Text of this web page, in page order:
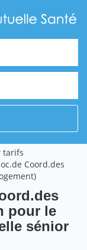
tarifs
Coord.des
pour le
sénior